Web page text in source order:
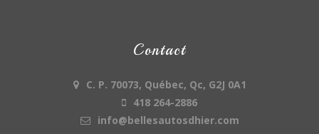
Contact
C. P. 70073, Québec, Qc, G2J 0A1
418 264-2886
info@bellesautosdhier.com